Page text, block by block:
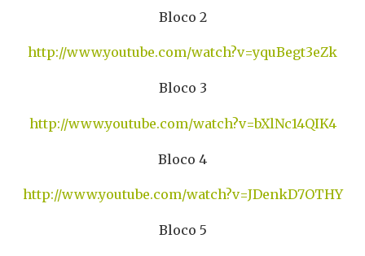
Bloco 2
http://www.youtube.com/watch?v=yquBegt3eZk
Bloco 3
http://www.youtube.com/watch?v=bXlNc14QIK4
Bloco 4
http://www.youtube.com/watch?v=JDenkD7OTHY
Bloco 5